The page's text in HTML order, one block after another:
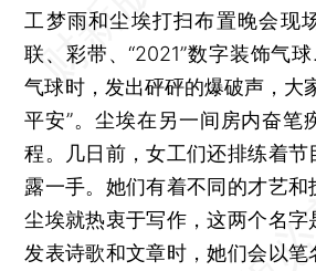
工梦雨和尘埃打扫布置晚会现
联、彩带、“2021”数字装饰气
气球时，发出砰砰的爆破声，大
平安”。尘埃在另一间房内奋笔
程。几日前，女工们还排练着节
露一手。她们有着不同的才艺和
尘埃就热衷于写作，这两个名字
发表诗歌和文章时，她们会以